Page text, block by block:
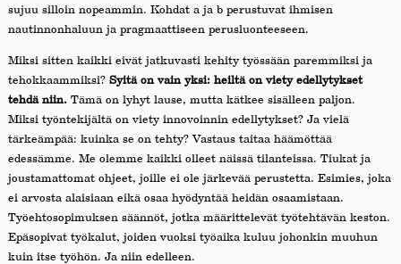
sujuu silloin nopeammin. Kohdat a ja b perustuvat ihmisen
nautinnonhaluun ja pragmaattiseen perusluonteeseen.
Miksi sitten kaikki eivät jatkuvasti kehity työssään paremmiksi ja
tehokkaammiksi?Syitä on vain yksi: heiltä on viety edellytykset
tehdä niin. Tämä on lyhyt lause, mutta kätkee sisälleen paljon.
Miksi työntekijältä on viety innovoinnin edellytykset? Ja vielä
tärkeämpää: kuinka se on tehty? Vastaus taitaa häämöttää
edessämme. Me olemme kaikki olleet näissä tilanteissa. Tiukat ja
joustamattomat ohjeet, joille ei ole järkevää perustetta. Esimies, joka
ei arvosta alaisiaan eikä osaa hyödyntää heidän osaamistaan.
Työehtosopimuksen säännöt, jotka määrittelevät työtehtävän keston.
Epäsopivat työkalut, joiden vuoksi työaika kuluu johonkin muuhun
kuin itse työhön. Ja niin edelleen.